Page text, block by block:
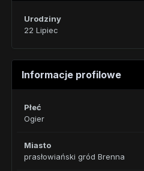
Urodziny
22 Lipiec
Informacje profilowe
Płeć
Ogier
Miasto
prasłowiański gród Brenna